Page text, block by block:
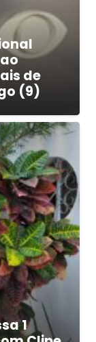
de
(9)
1